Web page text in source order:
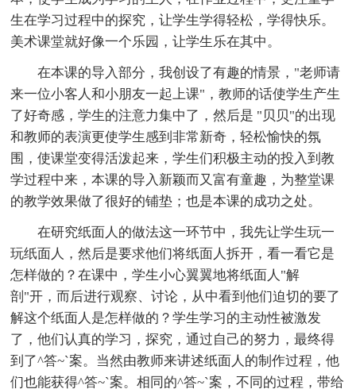
生在学习过程中的探究，让学生学得轻松，学得快乐。
美术课堂就好像一个乐园，让学生乐在其中。
在本课的导入部分，我创设了有趣的情景，"老师请
来一位小客人和小朋友一起上课"，教师的话使学生产生
了好奇感，学生的注意力集中了，然后是 "贝贝"的出现
和教师的表演更使学生感到非常新奇，轻松愉快的氛
围，使课堂变得活泼起来，学生们积极主动的投入到教
学过程中来，本课的导入新颖而又富有童趣，为整堂课
的教学效果做了很好的铺垫；也是本课的成功之处。
在研究纸面人的做法这一环节中，我先让学生玩一
玩纸面人，然后是要求他们将纸面人拆开，看一看它是
怎样做的？在课中，学生小心翼翼地将纸面人"解
剖"开，而后进行观察、讨论，从中看到他们迫切的要了
解这个纸面人是怎样做的？学生学习的主动性被激发
了，他们认真的学习，探究，通过自己的努力，最终得
到了^答~`案。当然由教师来讲述纸面人的制作过程，他
们也能获得^答~`案。相同的^答~`案，不同的过程，带给